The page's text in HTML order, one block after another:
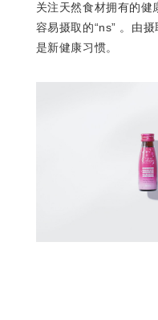
关注天然食材拥有的
容易摄取的“ns” 。由
是新健康习惯。